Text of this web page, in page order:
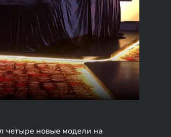
четыре новые модели на